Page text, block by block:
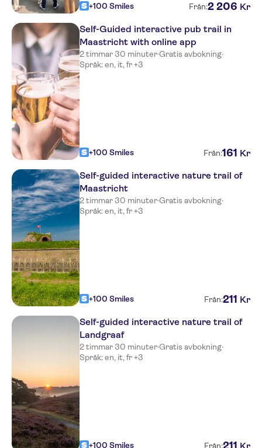
+100 Smiles Från:2 206 Kr
Self-Guided interactive pub trail in
Maastricht with online app
2 timmar 30 minuter·Gratis avbokning·
Språk: en, it, fr +3
+100 Smiles Från:161 Kr
Self-guided interactive nature trail of
Maastricht
2 timmar 30 minuter·Gratis avbokning·
Språk: en, it, fr +3
+100 Smiles Från:211 Kr
Self-guided interactive nature trail of
Landgraaf
2 timmar 30 minuter·Gratis avbokning·
Språk: en, it, fr +3
+100 Smiles Från:211